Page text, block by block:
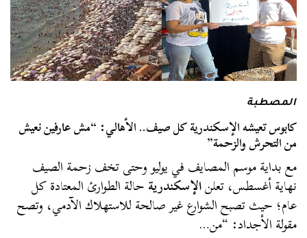
المصطبة
كابوس تعيشه الإسكندرية كل صيف.. الأهالي: “مش عارفين نعيش
من التحرش والزحمة”
مع بداية موسم المصايف في يوليو وحتى تخف زحمة الصيف
نهاية أغسطس، تعلنالإسكندريةحالة الطوارئ المعتادة كل
عام؛ حيث تصبح الشوارع غير صالحة للاستهلاك الآدمي، وتصح
مقولة الأجداد: “من…